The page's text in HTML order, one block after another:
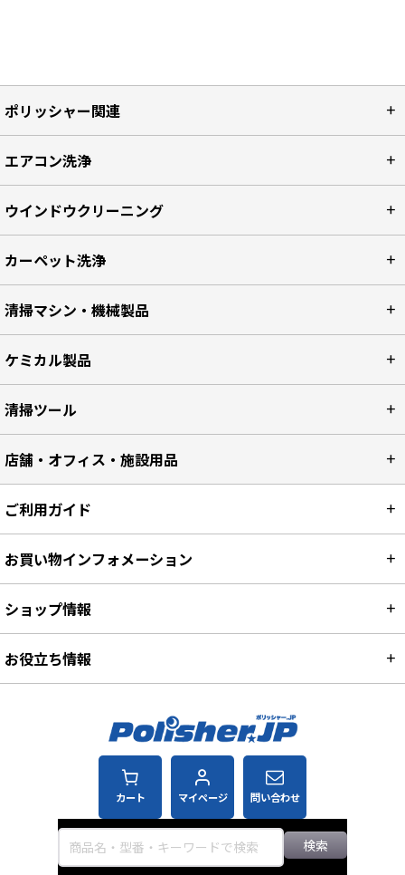
ポリッシャー関連
エアコン洗浄
ウインドウクリーニング
カーペット洗浄
清掃マシン・機械製品
ケミカル製品
清掃ツール
店舗・オフィス・施設用品
カート マイページ 問い合わせ
検索
ご利用ガイド
お買い物インフォメーション
ショップ情報
お役立ち情報